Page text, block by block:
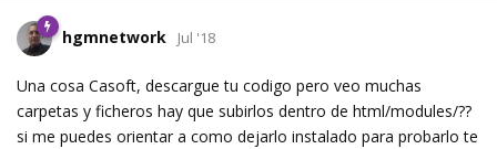
hgmnetwork Jul '18
Una cosa Casoft, descargue tu codigo pero veo muchas
carpetas y ficheros hay que subirlos dentro de html/modules/??
si me puedes orientar a como dejarlo instalado para probarlo te